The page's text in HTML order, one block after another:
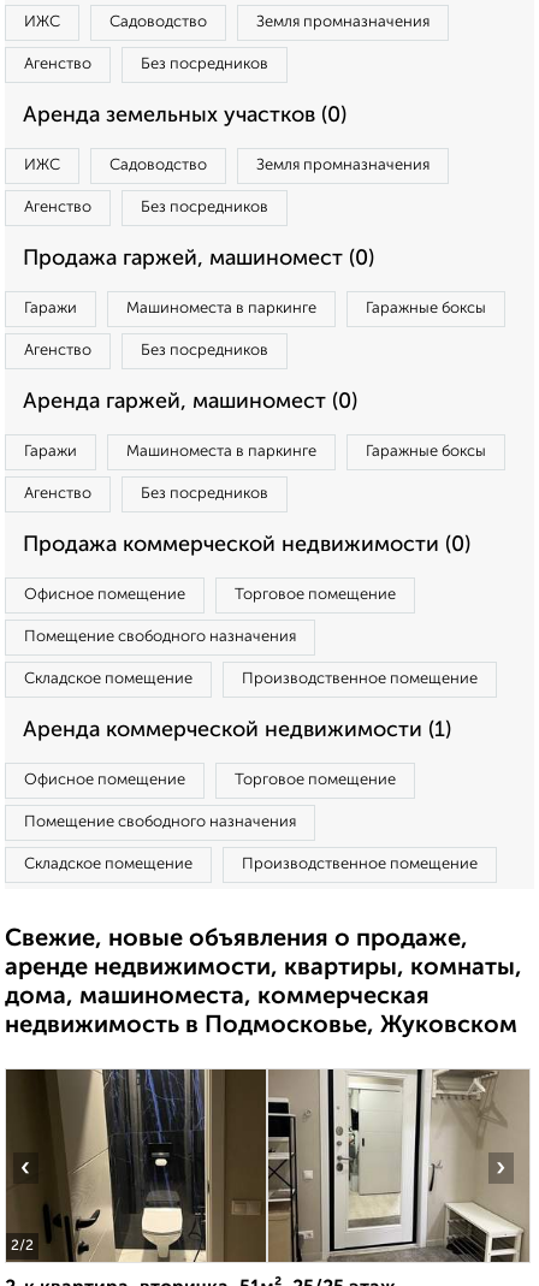
ИЖС Садоводство Земля промназначения
Агенство Без посредников
Аренда земельных участков (0)
ИЖС Садоводство Земля промназначения
Агенство Без посредников
Продажа гаржей, машиномест (0)
Гаражи Машиноместа в паркинге Гаражные боксы
Агенство Без посредников
Аренда гаржей, машиномест (0)
Гаражи Машиноместа в паркинге Гаражные боксы
Агенство Без посредников
Продажа коммерческой недвижимости (0)
Офисное помещение Торговое помещение
Помещение свободного назначения
Складское помещение Производственное помещение
Аренда коммерческой недвижимости (1)
Офисное помещение Торговое помещение
Помещение свободного назначения
Складское помещение Производственное помещение
Свежие, новые объявления о продаже,
аренде недвижимости, квартиры, комнаты,
дома, машиноместа, коммерческая
недвижимость в Подмосковье, Жуковском
2/2
‹ ›